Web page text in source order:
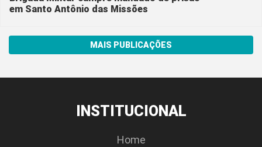
em Santo Antônio das Missões
MAIS PUBLICAÇÕES
INSTITUCIONAL
Home